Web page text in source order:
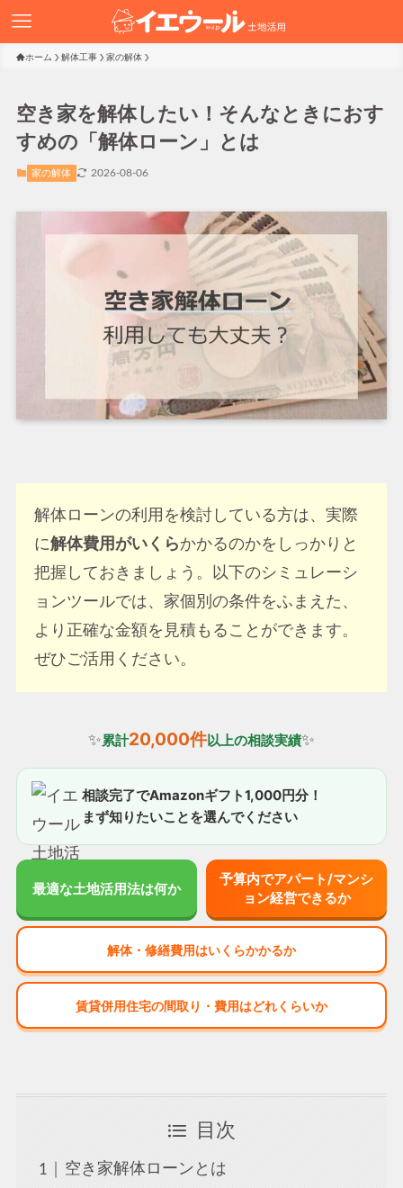
ホーム 解体工事 家の解体
空き家を解体したい！そんなときにおす
すめの「解体ローン」とは
家の解体 2026-08-06
解体ローンの利用を検討している方は、実際
に解体費用がいくらかかるのかをしっかりと
把握しておきましょう。以下のシミュレーシ
ョンツールでは、家個別の条件をふまえた、
より正確な金額を見積もることができます。
ぜひご活用ください。
✨累計20,000件以上の相談実績✨
相談完了でAmazonギフト1,000円分！
まず知りたいことを選んでください
最適な土地活用法は何か
予算内でアパート/マンシ
ョン経営できるか
解体・修繕費用はいくらかかるか
賃貸併用住宅の間取り・費用はどれくらいか
目次
空き家解体ローンとは